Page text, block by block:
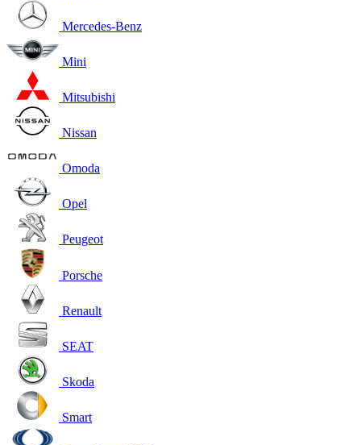
Mercedes-Benz
Mini
Mitsubishi
Nissan
Omoda
Opel
Peugeot
Porsche
Renault
SEAT
Skoda
Smart